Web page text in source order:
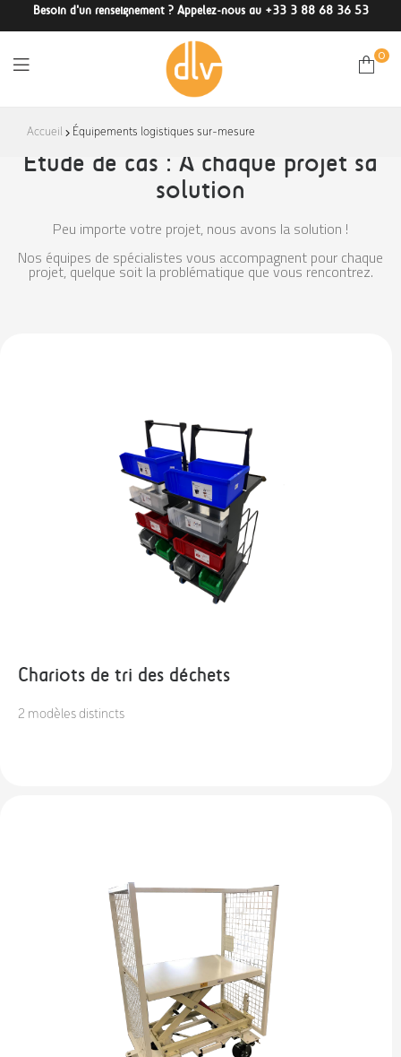
Besoin d'un renseignement ? Appelez-nous au +33 3 88 68 36 53
DLV-
France
0
Accueil Équipements logistiques sur-mesure
Étude de cas : À chaque projet sa
solution
Peu importe votre projet, nous avons la solution !
Nos équipes de spécialistes vous accompagnent pour chaque
projet, quelque soit la problématique que vous rencontrez.
Chariots de tri des déchets
2 modèles distincts